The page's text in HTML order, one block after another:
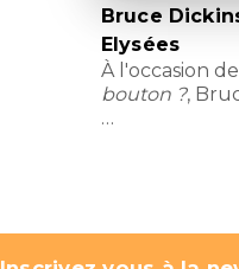
Bruce
Elysées
À l'occasion
bouton ?,
…